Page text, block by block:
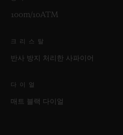
100m/10ATM
크리스탈
반사 방지 처리한 사파이어
다이얼
매트 블랙 다이얼